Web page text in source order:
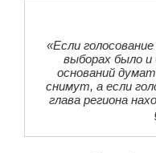
«Если
выборах было
оснований
снимут, а если
глава региона